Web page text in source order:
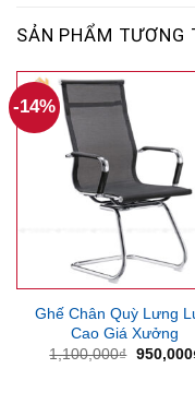
SẢN PHẨM TƯƠNG
-14%
Ghế Chân Quỳ Lưng
Cao Giá Xưởng
1,100,000₫ Giá
950,000